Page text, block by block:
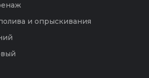
и опрыскивания